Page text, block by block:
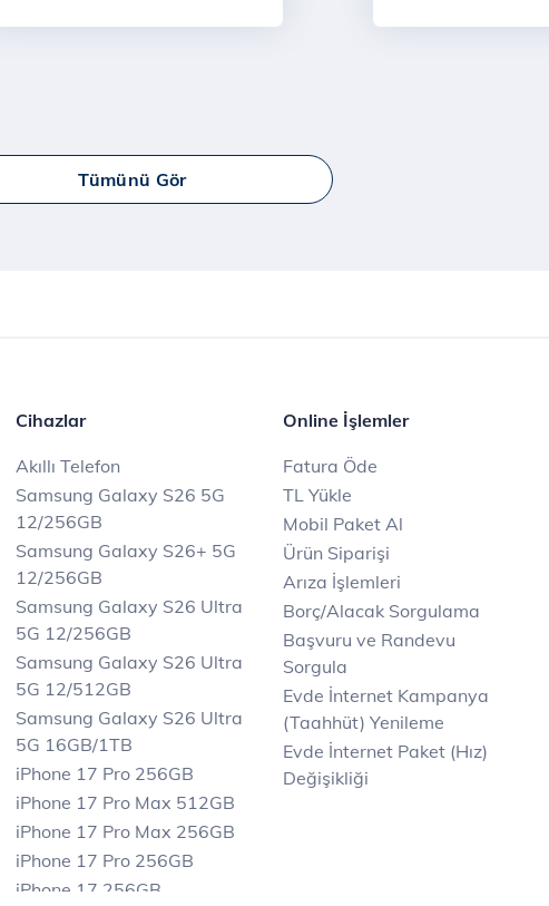
Tümünü Gör
Cihazlar
Akıllı Telefon
Samsung Galaxy S26 5G
12/256GB
Samsung Galaxy S26+ 5G
12/256GB
Samsung Galaxy S26 Ultra
5G 12/256GB
Samsung Galaxy S26 Ultra
5G 12/512GB
Samsung Galaxy S26 Ultra
5G 16GB/1TB
iPhone 17 Pro 256GB
iPhone 17 Pro Max 512GB
iPhone 17 Pro Max 256GB
iPhone 17 Pro 256GB
iPhone 17 256GB
Online İşlemler
Fatura Öde
TL Yükle
Mobil Paket Al
Ürün Siparişi
Arıza İşlemleri
Borç/Alacak Sorgulama
Başvuru ve Randevu
Sorgula
Evde İnternet Kampanya
(Taahhüt) Yenileme
Evde İnternet Paket (Hız)
Değişikliği